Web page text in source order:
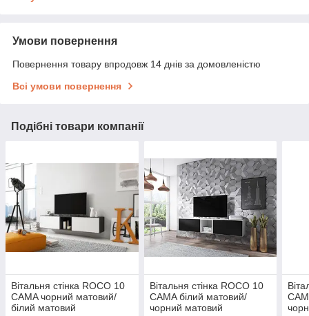
Умови повернення
Повернення товару впродовж 14 днів за домовленістю
Всі умови повернення
Подібні товари компанії
Вітальня стінка ROCO 10
CAMA чорний матовий/
білий матовий
Вітальня стінка ROCO 10
CAMA білий матовий/
чорний матовий